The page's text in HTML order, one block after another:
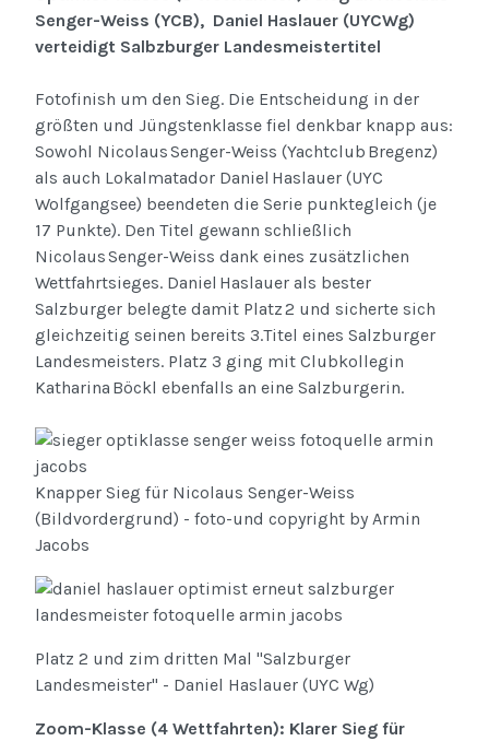
Senger-Weiss (YCB), Daniel Haslauer (UYCWg)
verteidigt Salbzburger Landesmeistertitel
Fotofinish um den Sieg. Die Entscheidung in der
größten und Jüngstenklasse fiel denkbar knapp aus:
Sowohl Nicolaus Senger-Weiss (Yachtclub Bregenz)
als auch Lokalmatador Daniel Haslauer (UYC
Wolfgangsee) beendeten die Serie punktegleich (je
17 Punkte). Den Titel gewann schließlich
Nicolaus Senger-Weiss dank eines zusätzlichen
Wettfahrtsieges. Daniel Haslauer als bester
Salzburger belegte damit Platz 2 und sicherte sich
gleichzeitig seinen bereits 3.Titel eines Salzburger
Landesmeisters. Platz 3 ging mit Clubkollegin
Katharina Böckl ebenfalls an eine Salzburgerin.
Knapper Sieg für Nicolaus Senger-Weiss
(Bildvordergrund) - foto-und copyright by Armin
Jacobs
Platz 2 und zim dritten Mal "Salzburger
Landesmeister" - Daniel Haslauer (UYC Wg)
Zoom-Klasse (4 Wettfahrten): Klarer Sieg für